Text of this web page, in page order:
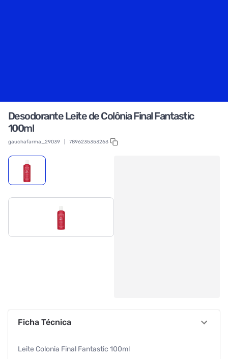
Desodorante Leite de Colônia Final Fantastic
100ml
gauchafarma_29039 7896235353263
Ficha Técnica
Leite Colonia Final Fantastic 100ml